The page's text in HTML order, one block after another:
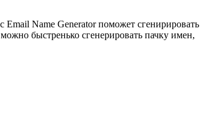
Name Generator поможет сгенирировать
быстренько сгенерировать пачку имен,